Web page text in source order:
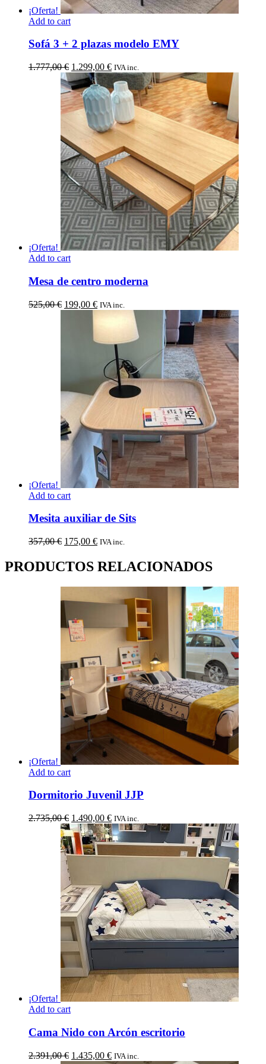
¡Oferta!
Add to cart
Sofá 3 + 2 plazas modelo EMY
1.777,00€ El
precio
original
era:
1.777,00 €.
1.299,00 €El
precio
actual
es:
1.299,00 €.
IVA inc.
¡Oferta!
Add to cart
Mesa de centro moderna
525,00€ El
525,00 €.
199,00 €El
precio
199,00 €.
IVA inc.
¡Oferta!
Add to cart
Mesita auxiliar de Sits
357,00€ El
original
era:
175,00 €El
actual
es:
IVA inc.
PRODUCTOS RELACIONADOS
¡Oferta!
Add to cart
Dormitorio Juvenil JJP
2.735,00€ El
precio
original
era:
2.735,00 €.
1.490,00 €El
precio
actual
1.490,00 €.
IVA inc.
¡Oferta!
Add to cart
Cama Nido con Arcón escritorio
2.391,00€ El
1.435,00 €ElIVA inc.